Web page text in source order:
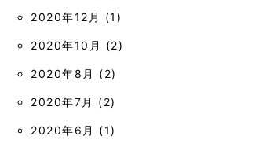
2020年12月 (1)
2020年10月 (2)
2020年8月 (2)
2020年7月 (2)
2020年6月 (1)